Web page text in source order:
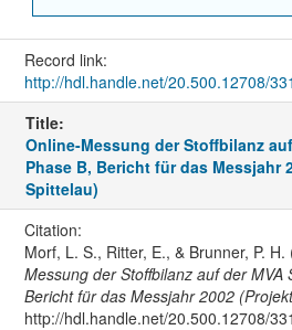
Record link:
http://hdl.handle.net/20.500.12708/
Title:
Online-Messung der Stoffbilanz
Phase B, Bericht für das Messjahr
Spittelau)
Citation:
Morf, L. S., Ritter, E., & Brunner, P. H.
Messung der Stoffbilanz auf der MVA
Bericht für das Messjahr 2002
http://hdl.handle.net/20.500.12708/